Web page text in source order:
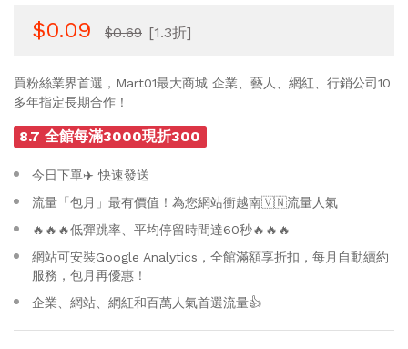
$0.09 $0.69 [1.3折]
買粉絲業界首選，Mart01最大商城 企業、藝人、網紅、行銷公司10
多年指定長期合作！
8.7 全館每滿3000現折300
今日下單✈️ 快速發送
流量「包月」最有價值！為您網站衝越南🇻🇳流量人氣
🔥🔥🔥低彈跳率、平均停留時間達60秒🔥🔥🔥
網站可安裝Google Analytics，全館滿額享折扣，每月自動續約
服務，包月再優惠！
企業、網站、網紅和百萬人氣首選流量👍